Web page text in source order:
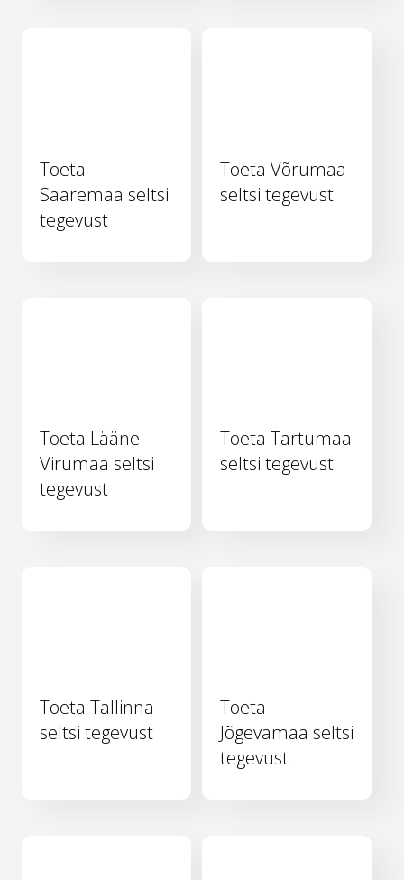
Toeta
Saaremaa seltsi
tegevust
Toeta Võrumaa
seltsi tegevust
Toeta Lääne-
Virumaa seltsi
tegevust
Toeta Tartumaa
seltsi tegevust
Toeta Tallinna
seltsi tegevust
Toeta
Jõgevamaa seltsi
tegevust